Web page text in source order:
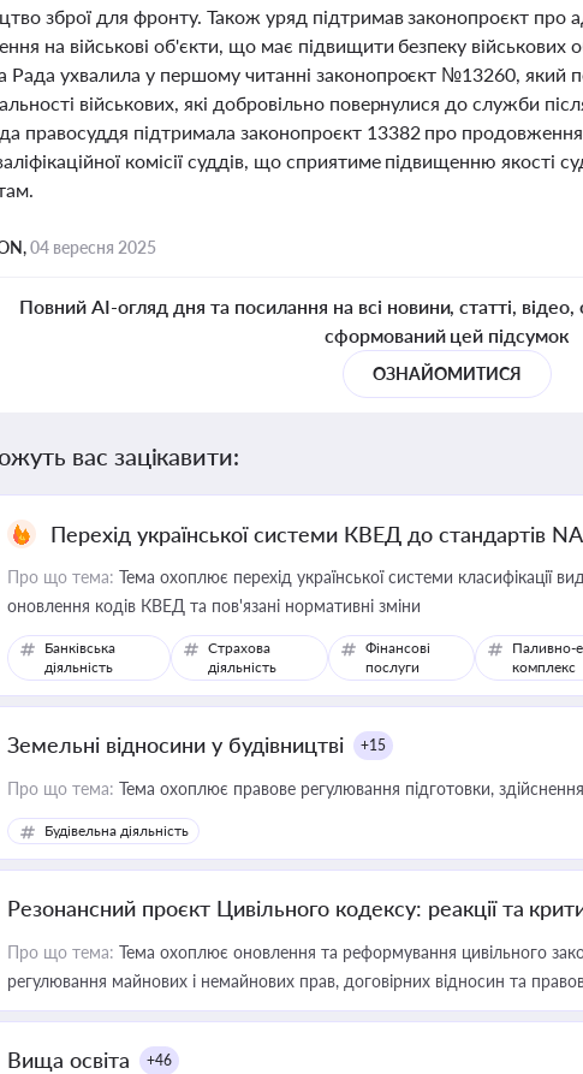
зброї для фронту. Також уряд підтримав законопроєкт про
на військові об'єкти, що має підвищити безпеку військових
Рада ухвалила у першому читанні законопроєкт №13260, який
військових, які добровільно повернулися до служби
правосуддя підтримала законопроєкт 13382 про продовження
комісії суддів, що сприятиме підвищенню якості
04 вересня 2025
Повний AI-огляд дня та посилання на всі новини, статті,
сформований цей підсумок
ОЗНАЙОМИТИСЯ
вас зацікавити:
Перехід української системи КВЕД до стандартів
Про що тема: Тема охоплює перехід української системи класифікації
оновлення кодів КВЕД та пов'язані нормативні зміни
Банківська
діяльність
Страхова
діяльність
Фінансові
послуги
Паливно-
комплекс
Земельні відносини у будівництві +15
Про що тема: Тема охоплює правове регулювання підготовки,
Будівельна діяльність
Резонансний проєкт Цивільного кодексу: реакції та
Про що тема: Тема охоплює оновлення та реформування цивільного
регулювання майнових і немайнових прав, договірних відносин та
Вища освіта +46